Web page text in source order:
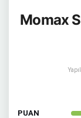
Momax
PUAN